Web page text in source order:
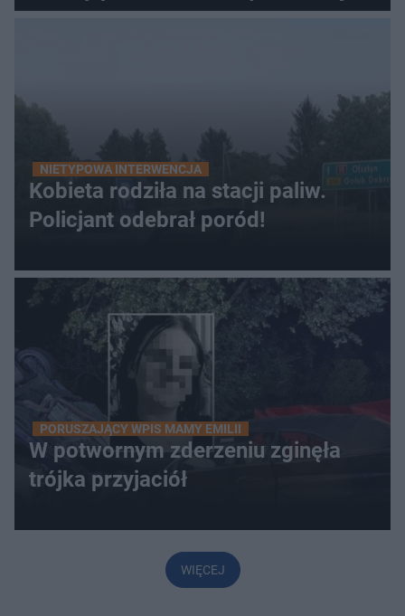
NIETYPOWA INTERWENCJA
Kobieta rodziła na stacji paliw.
Policjant odebrał poród!
PORUSZAJĄCY WPIS MAMY EMILII
W potwornym zderzeniu zginęła
trójka przyjaciół
WIĘCEJ